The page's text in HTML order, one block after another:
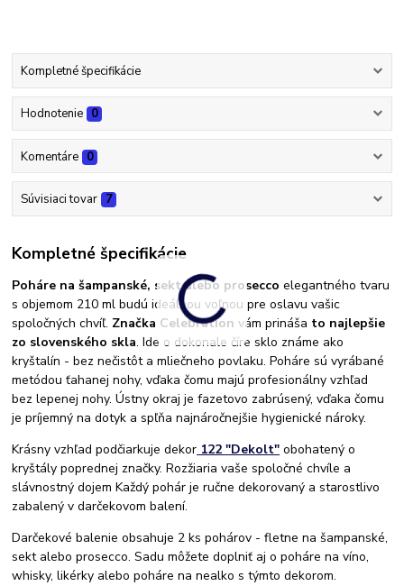
Kompletné špecifikácie
Hodnotenie 0
Komentáre 0
Súvisiaci tovar 7
Kompletné špecifikácie
Poháre na šampanské, sekt alebo prosecco elegantného tvaru
s objemom 210 ml budú ideálnou voľnou pre oslavu vašic
spoločných chvíľ. Značka Celebration vám prináša to najlepšie
zo slovenského skla. Ide o dokonale číre sklo známe ako
kryštalín - bez nečistôt a mliečneho povlaku. Poháre sú vyrábané
metódou ťahanej nohy, vďaka čomu majú profesionálny vzhľad
bez lepenej nohy. Ústny okraj je fazetovo zabrúsený, vďaka čomu
je príjemný na dotyk a spľňa najnáročnejšie hygienické nároky.
Krásny vzhľad podčiarkuje dekor 122 "Dekolt" obohatený o
kryštály poprednej značky. Rozžiaria vaše spoločné chvíle a
slávnostný dojem Každý pohár je ručne dekorovaný a starostlivo
zabalený v darčekovom balení.
Darčekové balenie obsahuje 2 ks pohárov - fletne na šampanské,
sekt alebo prosecco. Sadu môžete doplniť aj o poháre na víno,
whisky, likérky alebo poháre na nealko s týmto dekorom.